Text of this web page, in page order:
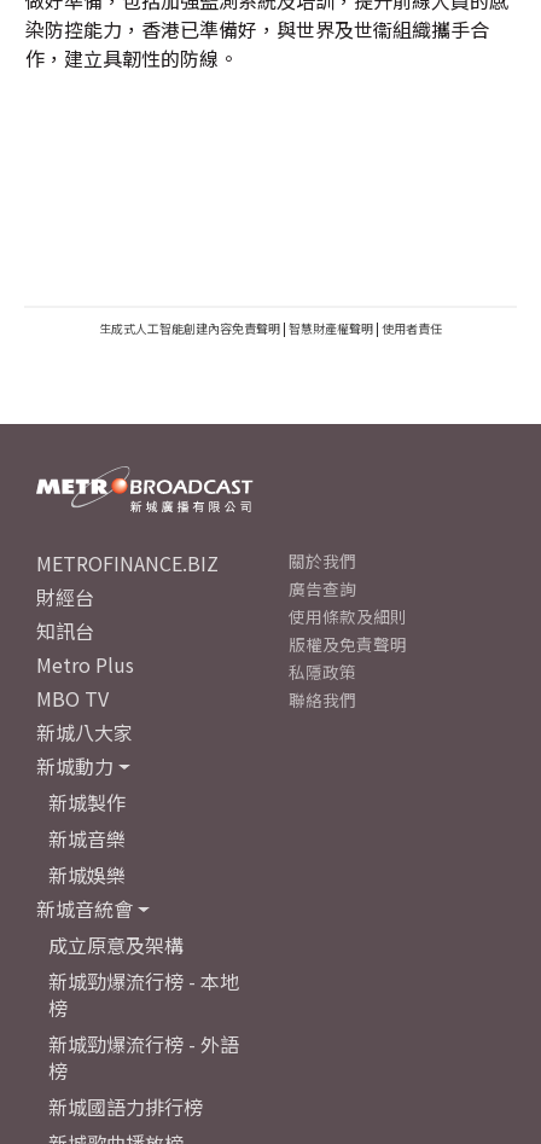
染防控能力，香港已準備好，與世界及世衞組織攜手合
作，建立具韌性的防線。
生成式人工智能創建內容免責聲明 | 智慧財產權聲明 | 使用者責任
METROFINANCE.BIZ
財經台
知訊台
Metro Plus
MBO TV
新城八大家
新城動力
新城製作
新城音樂
新城娛樂
新城音統會
成立原意及架構
新城勁爆流行榜 - 本地
榜
新城勁爆流行榜 - 外語
榜
新城國語力排行榜
關於我們
廣告查詢
使用條款及細則
版權及免責聲明
私隱政策
聯絡我們